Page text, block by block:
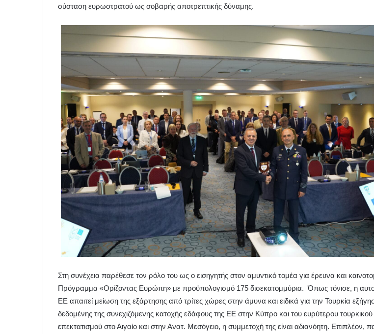
σύσταση ευρωστρατού ως σοβαρής αποτρεπτικής δύναμης.
Στη συνέχεια παρέθεσε τον ρόλο του ως ο εισηγητής στον αμυντικό τομέα για έρευνα και
Πρόγραμμα «Ορίζοντας Ευρώπη» με προϋπολογισμό 175 δισεκατομμύρια. Όπως τόνισε, η
ΕΕ απαιτεί μείωση της εξάρτησης από τρίτες χώρες στην άμυνα και ειδικά για την Τουρκία
δεδομένης της συνεχιζόμενης κατοχής εδάφους της ΕΕ στην Κύπρο και του ευρύτερου τουρκικού
επεκτατισμού στο Αιγαίο και στην Ανατ. Μεσόγειο, η συμμετοχή της είναι αδιανόητη. Επιπλέον,